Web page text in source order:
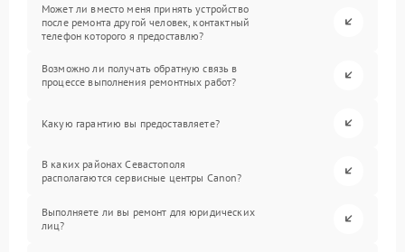
Может ли вместо меня принять устройство
после ремонта другой человек, контактный
телефон которого я предоставлю?
Возможно ли получать обратную связь в
процессе выполнения ремонтных работ?
Какую гарантию вы предоставляете?
В каких районах Севастополя
располагаются сервисные центры Canon?
Выполняете ли вы ремонт для юридических
лиц?